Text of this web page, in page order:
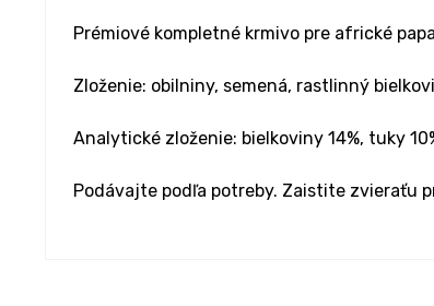
Prémiové kompletné krmivo pre africké
Zloženie: obilniny, semená, rastlinný
Analytické zloženie: bielkoviny 14%, tuky
Podávajte podľa potreby. Zaistite zvieraťu